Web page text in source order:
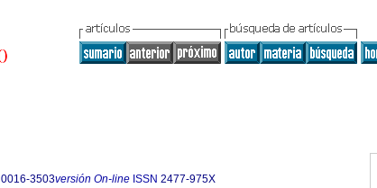
0016-3503versión On-line ISSN 2477-975X